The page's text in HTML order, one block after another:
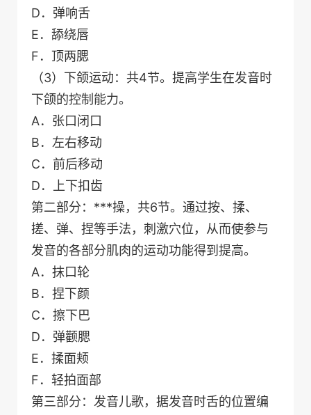
D．弹响舌
E．舔绕唇
F．顶两腮
（3）下颌运动：共4节。提高学生在发音时
下颌的控制能力。
A．张口闭口
B．左右移动
C．前后移动
D．上下扣齿
第二部分：***操，共6节。通过按、揉、
搓、弹、捏等手法，刺激穴位，从而使参与
发音的各部分肌肉的运动功能得到提高。
A．抹口轮
B．捏下颜
C．擦下巴
D．弹颧腮
E．揉面颊
F．轻拍面部
第三部分：发音儿歌，据发音时舌的位置编